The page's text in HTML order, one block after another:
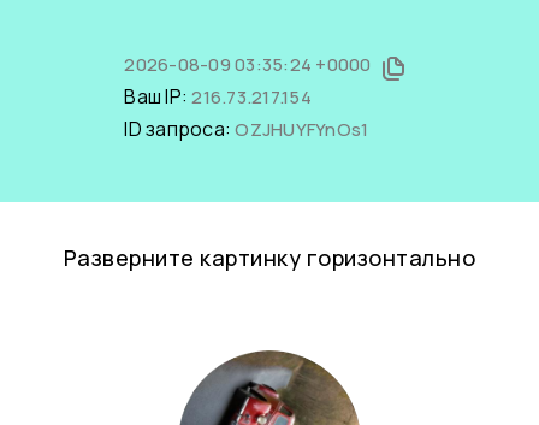
2026-08-09 03:35:24 +0000
Ваш IP:216.73.217.154
ID запроса:OZJHUYFYnOs1
Разверните картинку горизонтально